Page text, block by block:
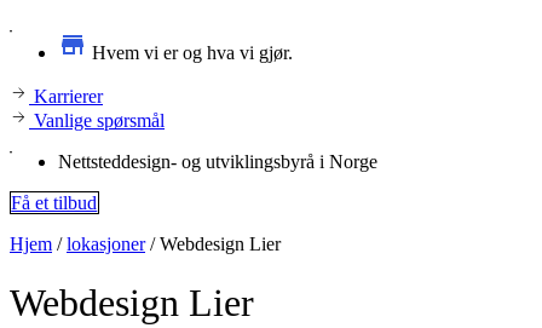
Hvem vi er og hva vi gjør.
Karrierer
Vanlige spørsmål
Nettsteddesign- og utviklingsbyrå i Norge
Få et tilbud
Hjem /lokasjoner/Webdesign Lier
Webdesign Lier